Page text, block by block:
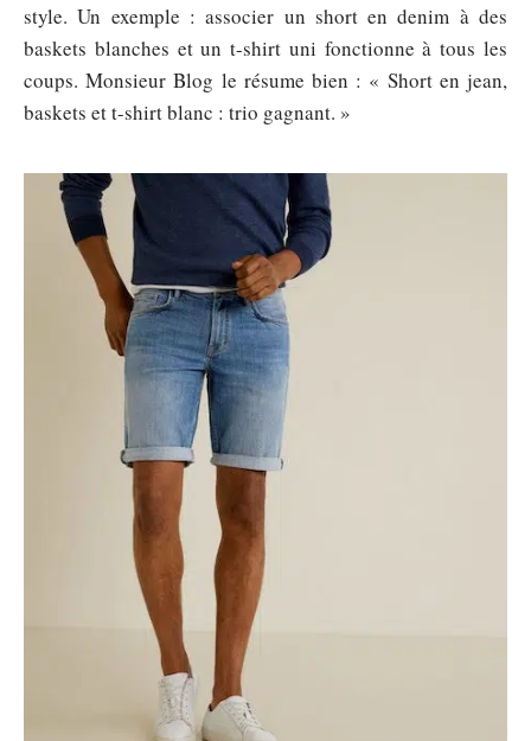
style. Un exemple : associer un short en denim à des
baskets blanches et un t-shirt uni fonctionne à tous les
coups. Monsieur Blog le résume bien : « Short en jean,
baskets et t-shirt blanc : trio gagnant. »